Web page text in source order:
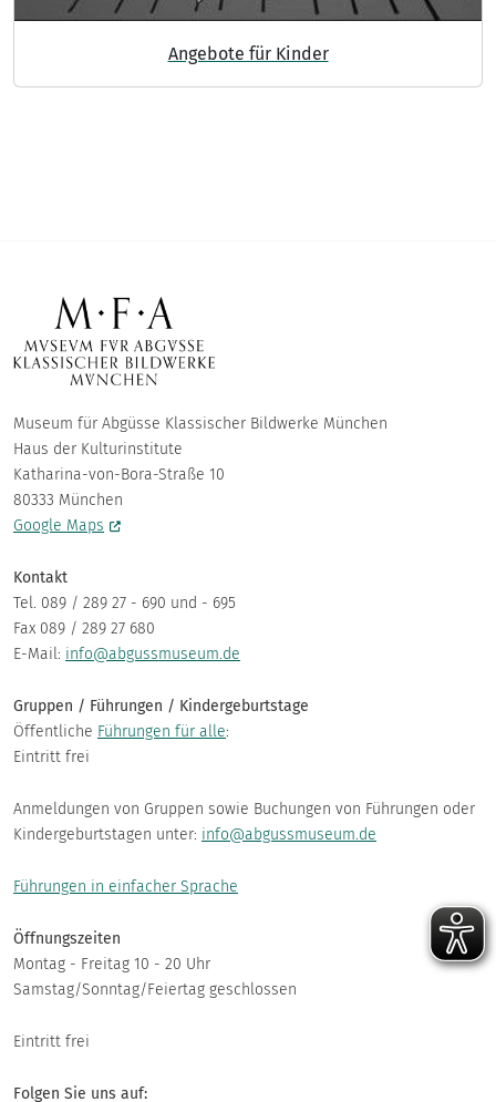
Angebote für Kinder
Museum für Abgüsse Klassischer Bildwerke München
Haus der Kulturinstitute
Katharina-von-Bora-Straße 10
80333 München
Google Maps
Kontakt
Tel. 089 / 289 27 - 690 und - 695
Fax 089 / 289 27 680
E-Mail: info@abgussmuseum.de
Gruppen / Führungen / Kindergeburtstage
Öffentliche Führungen für alle:
Eintritt frei
Anmeldungen von Gruppen sowie Buchungen von Führungen oder
Kindergeburtstagen unter: info@abgussmuseum.de
Führungen in einfacher Sprache
Öffnungszeiten
Montag - Freitag 10 - 20 Uhr
Samstag/Sonntag/Feiertag geschlossen
Eintritt frei
Folgen Sie uns auf: